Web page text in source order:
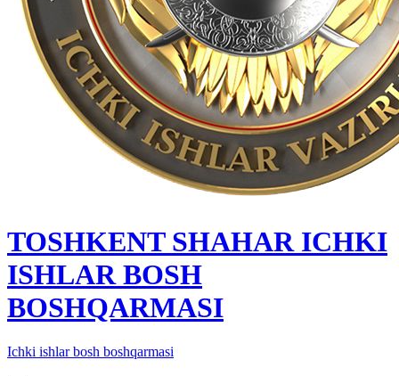
TOSHKENT SHAHAR IСHKI
ISHLAR BOSH
BOSHQARMASI
Ichki ishlar bosh boshqarmasi